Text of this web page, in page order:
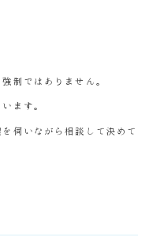
制ではありません。
ます。
伺いながら相談して決めて